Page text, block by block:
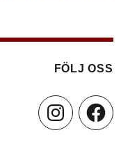
FÖLJ OSS
Facebook
Instagram